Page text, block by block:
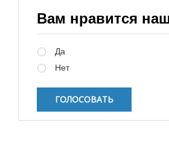
Вам нравится
Да
Нет